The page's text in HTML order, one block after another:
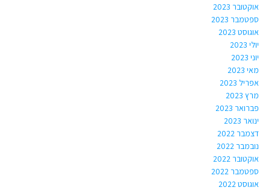
אוקטובר 2023
ספטמבר 2023
אוגוסט 2023
יולי 2023
יוני 2023
מאי 2023
אפריל 2023
מרץ 2023
פברואר 2023
ינואר 2023
דצמבר 2022
נובמבר 2022
אוקטובר 2022
ספטמבר 2022
אוגוסט 2022